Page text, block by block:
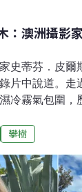
：澳洲攝影
史蒂芬．皮爾
片中說道。
冷霧氣包圍，
統，拉動相機
從前我覺得自
」從遙遠的荒
攀樹